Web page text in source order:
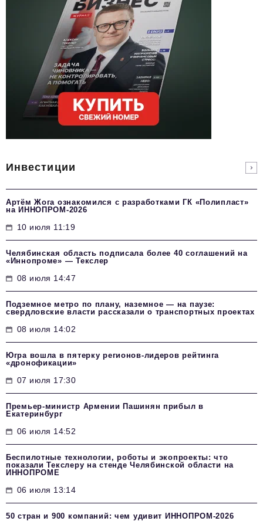
Инвестиции
Артём Жога ознакомился с разработками ГК «Полипласт»
на ИННОПРОМ-2026
10 июля 11:19
Челябинская область подписала более 40 соглашений на
«Иннопроме» — Текслер
08 июля 14:47
Подземное метро по плану, наземное — на паузе:
свердловские власти рассказали о транспортных проектах
08 июля 14:02
Югра вошла в пятерку регионов-лидеров рейтинга
«дронофикации»
07 июля 17:30
Премьер-министр Армении Пашинян прибыл в
Екатеринбург
06 июля 14:52
Беспилотные технологии, роботы и экопроекты: что
показали Текслеру на стенде Челябинской области на
ИННОПРОМЕ
06 июля 13:14
50 стран и 900 компаний: чем удивит ИННОПРОМ‑2026